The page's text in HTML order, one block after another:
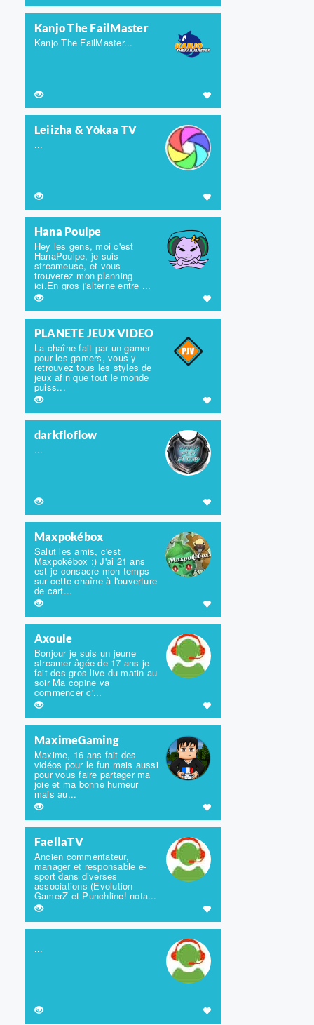
Kanjo The FailMaster
Kanjo The FailMaster...
Leiizha & Yòkaa TV
...
Hana Poulpe
Hey les gens, moi c'est
HanaPoulpe, je suis
streameuse, et vous
trouverez mon planning
ici.En gros j'alterne entre ...
PLANETE JEUX VIDEO
La chaîne fait par un gamer
pour les gamers, vous y
retrouvez tous les styles de
jeux afin que tout le monde
puiss...
darkfloflow
...
Maxpokébox
Salut les amis, c'est
Maxpokébox :) J'ai 21 ans
est je consacre mon temps
sur cette chaîne à l'ouverture
de cart...
Axoule
Bonjour je suis un jeune
streamer âgée de 17 ans je
fait des gros live du matin au
soir Ma copine va
commencer c'...
MaximeGaming
Maxime, 16 ans fait des
vidéos pour le fun mais aussi
pour vous faire partager ma
joie et ma bonne humeur
mais au...
FaellaTV
Ancien commentateur,
manager et responsable e-
sport dans diverses
associations (Evolution
GamerZ et Punchline! nota...
...